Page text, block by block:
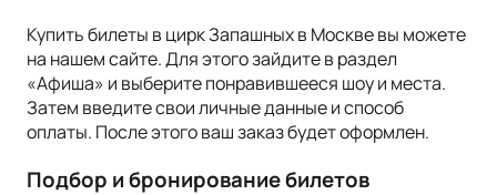
Купить билеты в цирк Запашных в Москве вы можете
на нашем сайте. Для этого зайдите в раздел
«Афиша» и выберите понравившееся шоу и места.
Затем введите свои личные данные и способ
оплаты. После этого ваш заказ будет оформлен.
Подбор и бронирование билетов